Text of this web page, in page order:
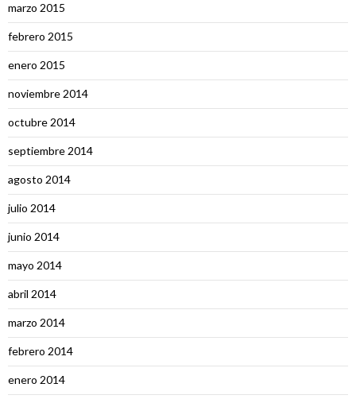
marzo 2015
febrero 2015
enero 2015
noviembre 2014
octubre 2014
septiembre 2014
agosto 2014
julio 2014
junio 2014
mayo 2014
abril 2014
marzo 2014
febrero 2014
enero 2014